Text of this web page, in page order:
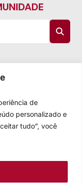
de
personalizado e
tudo”, você